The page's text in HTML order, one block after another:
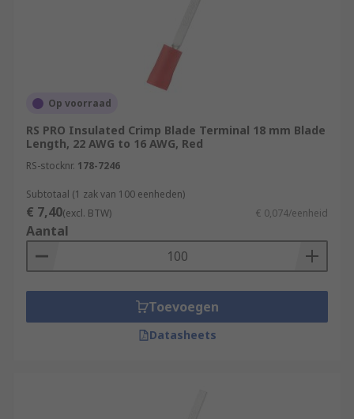
Op voorraad
RS PRO Insulated Crimp Blade Terminal 18 mm Blade
Length, 22 AWG to 16 AWG, Red
RS-stocknr. 178-7246
Subtotaal (1 zak van 100 eenheden)
€ 7,40(excl. BTW) € 0,074/eenheid
Aantal
Toevoegen
Datasheets